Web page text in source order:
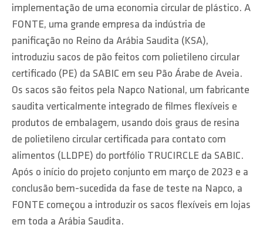
implementação de uma economia circular de plástico. A
FONTE, uma grande empresa da indústria de
panificação no Reino da Arábia Saudita (KSA),
introduziu sacos de pão feitos com polietileno circular
certificado (PE) da SABIC em seu Pão Árabe de Aveia.
Os sacos são feitos pela Napco National, um fabricante
saudita verticalmente integrado de filmes flexíveis e
produtos de embalagem, usando dois graus de resina
de polietileno circular certificada para contato com
alimentos (LLDPE) do portfólio TRUCIRCLE da SABIC.
Após o início do projeto conjunto em março de 2023 e a
conclusão bem-sucedida da fase de teste na Napco, a
FONTE começou a introduzir os sacos flexíveis em lojas
em toda a Arábia Saudita.